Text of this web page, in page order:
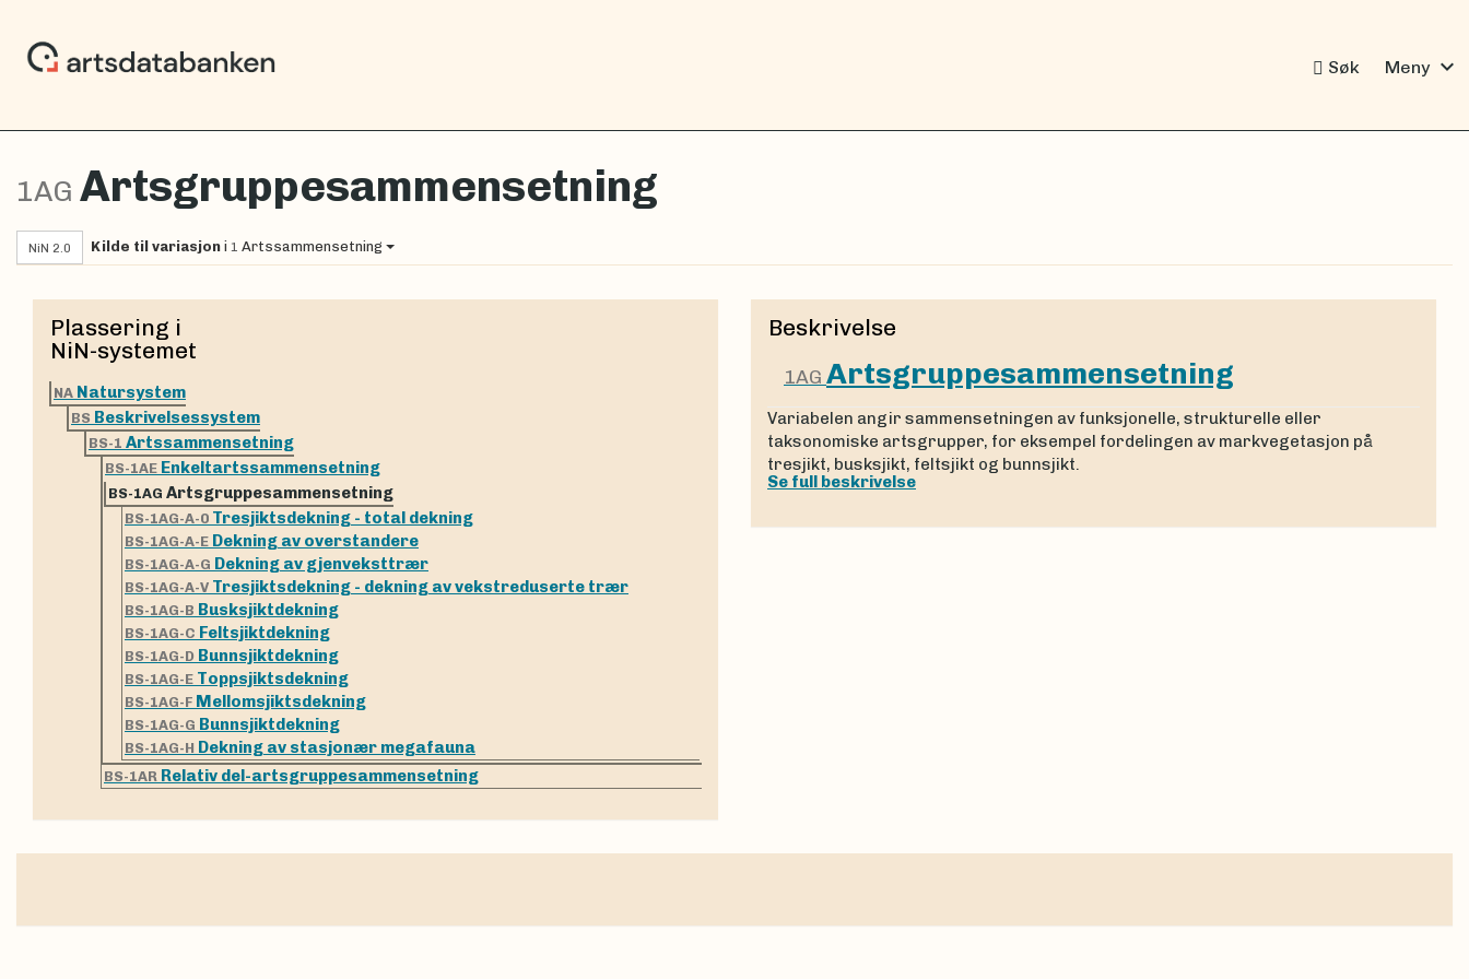
Søk Meny expand_more
1AG Artsgruppesammensetning
NiN 2.0 Kilde til variasjon i 1 Artssammensetning
Plassering i
NiN-systemet
NA Natursystem
BS Beskrivelsessystem
BS-1 Artssammensetning
BS-1AE Enkeltartssammensetning
BS-1AG Artsgruppesammensetning
BS-1AG-A-0 Tresjiktsdekning - total dekning
BS-1AG-A-E Dekning av overstandere
BS-1AG-A-G Dekning av gjenveksttrær
BS-1AG-A-V Tresjiktsdekning - dekning av vekstreduserte trær
BS-1AG-B Busksjiktdekning
BS-1AG-C Feltsjiktdekning
BS-1AG-D Bunnsjiktdekning
BS-1AG-E Toppsjiktsdekning
BS-1AG-F Mellomsjiktsdekning
BS-1AG-G Bunnsjiktdekning
BS-1AG-H Dekning av stasjonær megafauna
BS-1AR Relativ del-artsgruppesammensetning
Beskrivelse
1AG Artsgruppesammensetning
Variabelen angir sammensetningen av funksjonelle, strukturelle eller
taksonomiske artsgrupper, for eksempel fordelingen av markvegetasjon på
tresjikt, busksjikt, feltsjikt og bunnsjikt.
Se full beskrivelse